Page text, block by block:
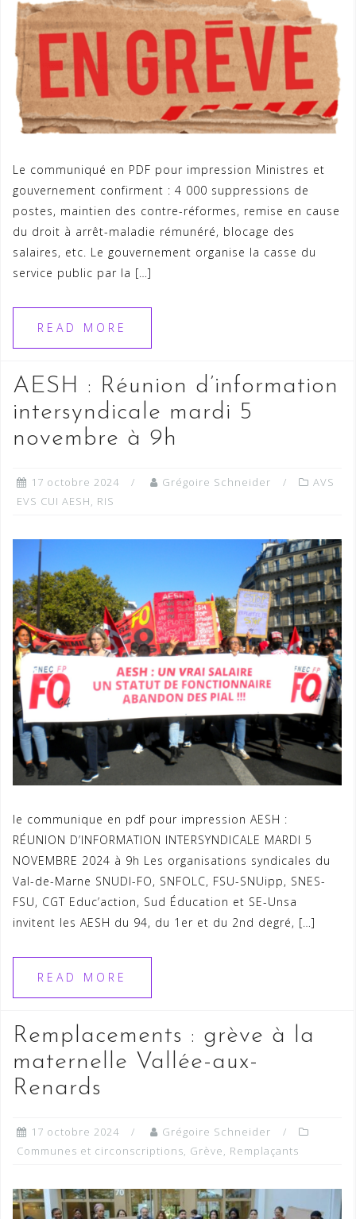
Le communiqué en PDF pour impression Ministres et
gouvernement confirment : 4 000 suppressions de
postes, maintien des contre-réformes, remise en cause
du droit à arrêt-maladie rémunéré, blocage des
salaires, etc. Le gouvernement organise la casse du
service public par la […]
READ MORE
AESH : Réunion d’information
intersyndicale mardi 5
novembre à 9h
17 octobre 2024 Grégoire Schneider
AVS
EVS CUI AESH, RIS
le communique en pdf pour impression AESH :
RÉUNION D’INFORMATION INTERSYNDICALE MARDI 5
NOVEMBRE 2024 à 9h Les organisations syndicales du
Val-de-Marne SNUDI-FO, SNFOLC, FSU-SNUipp, SNES-
FSU, CGT Educ’action, Sud Éducation et SE-Unsa
invitent les AESH du 94, du 1er et du 2nd degré, […]
READ MORE
Remplacements : grève à la
maternelle Vallée-aux-
Renards
17 octobre 2024
Grégoire Schneider
Communes et circonscriptions, Grève, Remplaçants